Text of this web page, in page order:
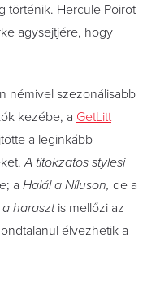
történik. Hercule Poirot-
agysejtjére, hogy
némivel szezonálisabb
kezébe, a GetLitt
a leginkább
A titokzatos stylesi
; a Halál a Níluson, de a
harasztis mellőzi az
élvezhetik a